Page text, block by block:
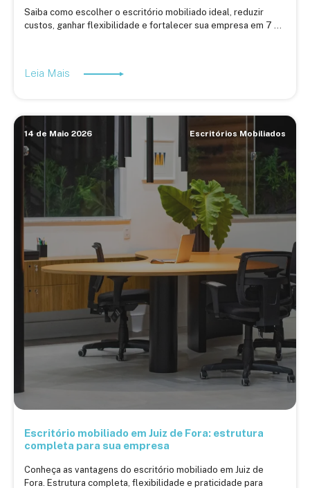
Saiba como escolher o escritório mobiliado ideal, reduzir
custos, ganhar flexibilidade e fortalecer sua empresa em 7 ...
Leia Mais
14 de Maio 2026 Escritórios Mobiliados
Escritório mobiliado em Juiz de Fora: estrutura
completa para sua empresa
Conheça as vantagens do escritório mobiliado em Juiz de
Fora. Estrutura completa, flexibilidade e praticidade para